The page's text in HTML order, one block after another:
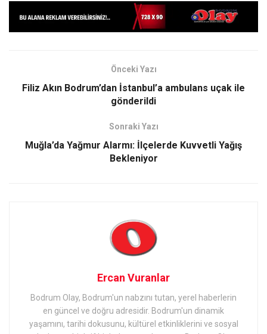
Önceki Yazı
Filiz Akın Bodrum’dan İstanbul’a ambulans uçak ile
gönderildi
Sonraki Yazı
Muğla’da Yağmur Alarmı: İlçelerde Kuvvetli Yağış
Bekleniyor
Ercan Vuranlar
Bodrum Olay, Bodrum'un nabzını tutan, yerel haberlerin
en güncel ve doğru adresidir. Bodrum'un dinamik
yaşamını, tarihi dokusunu, kültürel etkinliklerini ve sosyal